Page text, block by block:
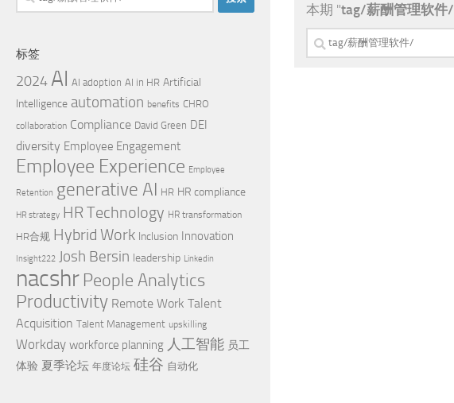
本期 "tag/薪酬管理软件/
搜
索：
索：
标签
2024 AI AI adoption AI in HR Artificial
Intelligence automation benefits CHRO
collaboration Compliance David Green DEI
diversity Employee Engagement
Employee Experience Employee
Retention generative AI HR HR compliance
HR strategy HR Technology HR transformation
HR合规 Hybrid Work Inclusion Innovation
Insight222 Josh Bersin leadership Linkedin
nacshr People Analytics
Productivity Remote Work Talent
Acquisition Talent Management upskilling
Workday workforce planning 人工智能 员工
体验 夏季论坛 年度论坛 硅谷 自动化